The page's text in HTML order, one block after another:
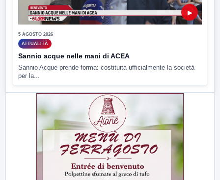
▶
5 AGOSTO 2026
ATTUALITÀ
Sannio acque nelle mani di ACEA
Sannio Acque prende forma: costituita ufficialmente la società
per la...